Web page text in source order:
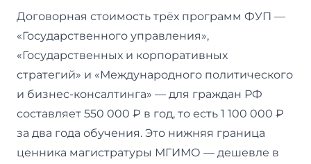
Договорная стоимость трёх программ ФУП —
«Государственного управления»,
«Государственных и корпоративных
стратегий» и «Международного политического
и бизнес-консалтинга» — для граждан РФ
составляет 550 000 ₽ в год, то есть 1 100 000 ₽
за два года обучения. Это нижняя граница
ценника магистратуры МГИМО — дешевле в